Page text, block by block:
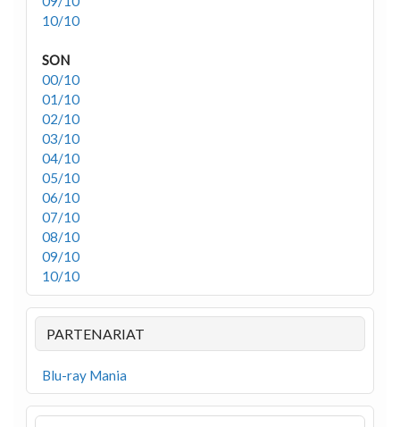
10/10
SON
00/10
01/10
02/10
03/10
04/10
05/10
06/10
07/10
08/10
09/10
10/10
PARTENARIAT
Blu-ray Mania